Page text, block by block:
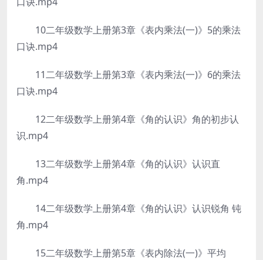
10二年级数学上册第3章《表内乘法(一)》5的乘法
口诀.mp4
11二年级数学上册第3章《表内乘法(一)》6的乘法
口诀.mp4
12二年级数学上册第4章《角的认识》角的初步认
识.mp4
13二年级数学上册第4章《角的认识》认识直
角.mp4
14二年级数学上册第4章《角的认识》认识锐角 钝
角.mp4
15二年级数学上册第5章《表内除法(一)》平均